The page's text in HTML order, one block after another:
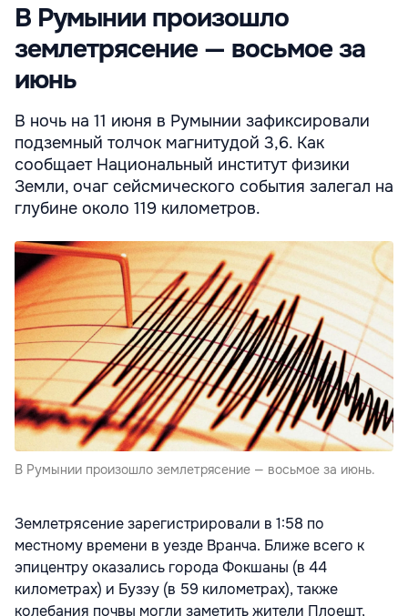
В Румынии произошло
землетрясение — восьмое за
июнь
В ночь на 11 июня в Румынии зафиксировали
подземный толчок магнитудой 3,6. Как
сообщает Национальный институт физики
Земли, очаг сейсмического события залегал на
глубине около 119 километров.
В Румынии произошло землетрясение — восьмое за июнь.
Землетрясение зарегистрировали в 1:58 по
местному времени в уезде Вранча. Ближе всего к
эпицентру оказались города Фокшаны (в 44
километрах) и Бузэу (в 59 километрах), также
колебания почвы могли заметить жители Плоешт,